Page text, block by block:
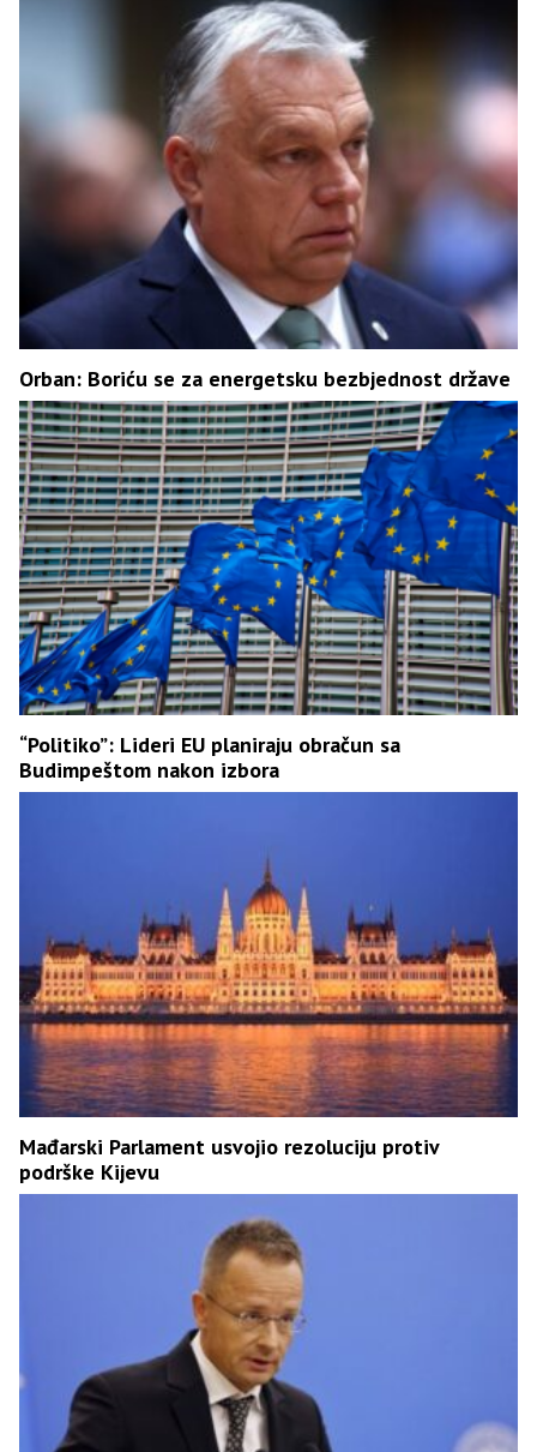
Orban: Boriću se za energetsku bezbjednost države
“Politiko”: Lideri EU planiraju obračun sa
Budimpeštom nakon izbora
Mađarski Parlament usvojio rezoluciju protiv
podrške Kijevu